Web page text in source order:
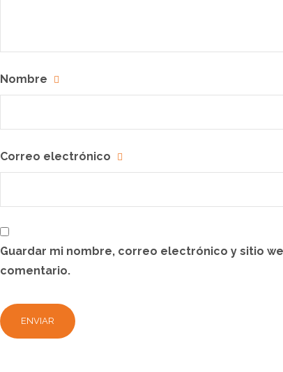
Nombre
Correo electrónico
Guardar mi nombre, correo electrónico y sitio
comentario.